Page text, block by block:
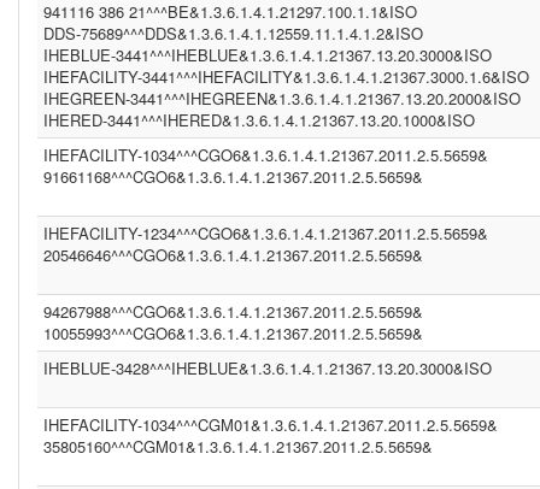
PIS ()
IHEPAM (1.3.6.1.4.1.12559.11.1.2.2.5)
IM1 (1.3.6.1.4.1.21367.13.20.1000)
(1.3.6.1.4.1.21367.2011.2.5.5524)
WBC (1.3.6.1.4.1.12559.11.1.4.1.2)
(1.2.840.114350.1.13.99998.8734)
PCP (1.101)
CGO3 (1.3.6.1.4.1.21367.2011.2.5.5611)
CGO6 (1.3.6.1.4.1.21367.2011.2.5.5659)
BE (1.3.6.1.4.1.21297.100.1.1)
FR (1.2.250.1.213.1.4.2)
(1.2.9.8.7)
(2.16.840.1.113883.13.37)
ASIP-SANTE-INS-C (1.2.250.1.213.1.4.2)
BE (UNKNOWN)
DDS23 (1.3.6.1.4.1.12559.11.1.4.1.2)
PCP (2.16.840.1.113883.3.109.2.0.1.2.1.100)
IT (2.16.840.1.113883.2.9.4.3.2)
1.3.6.1.4.1.21367.2011.2.5.5659 (1.3.6.1.4.1.21367.2011.2.5.5659)
CPAGE (1.2.250.1.211.10.200.2)
941116 386 21^^^BE&1.3.6.1.4.1.21297.100.1.1&ISO
DDS-75689^^^DDS&1.3.6.1.4.1.12559.11.1.4.1.2&ISO
IHEBLUE-3441^^^IHEBLUE&1.3.6.1.4.1.21367.13.20.3000&ISO
IHEFACILITY-3441^^^IHEFACILITY&1.3.6.1.4.1.21367.3000.1.6&ISO
IHEGREEN-3441^^^IHEGREEN&1.3.6.1.4.1.21367.13.20.2000&ISO
IHERED-3441^^^IHERED&1.3.6.1.4.1.21367.13.20.1000&ISO
IHEFACILITY-1034^^^CGO6&1.3.6.1.4.1.21367.2011.2.5.5659&
91661168^^^CGO6&1.3.6.1.4.1.21367.2011.2.5.5659&
IHEFACILITY-1234^^^CGO6&1.3.6.1.4.1.21367.2011.2.5.5659&
20546646^^^CGO6&1.3.6.1.4.1.21367.2011.2.5.5659&
94267988^^^CGO6&1.3.6.1.4.1.21367.2011.2.5.5659&
10055993^^^CGO6&1.3.6.1.4.1.21367.2011.2.5.5659&
IHEBLUE-3428^^^IHEBLUE&1.3.6.1.4.1.21367.13.20.3000&ISO
IHEFACILITY-1034^^^CGM01&1.3.6.1.4.1.21367.2011.2.5.5659&
35805160^^^CGM01&1.3.6.1.4.1.21367.2011.2.5.5659&